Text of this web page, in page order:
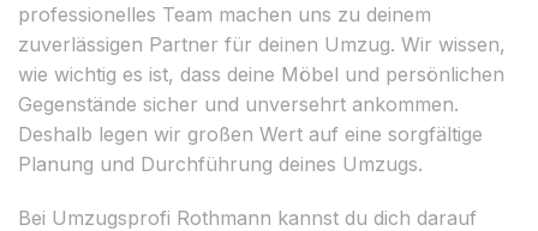
professionelles Team machen uns zu deinem
zuverlässigen Partner für deinen Umzug. Wir wissen,
wie wichtig es ist, dass deine Möbel und persönlichen
Gegenstände sicher und unversehrt ankommen.
Deshalb legen wir großen Wert auf eine sorgfältige
Planung und Durchführung deines Umzugs.
Bei Umzugsprofi Rothmann kannst du dich darauf